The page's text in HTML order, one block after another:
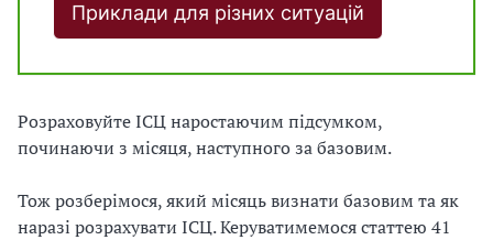
Приклади для різних ситуацій
Розраховуйте ІСЦ наростаючим підсумком,
починаючи з місяця, наступного за базовим.
Тож розберімося, який місяць визнати базовим та як
наразі розрахувати ІСЦ. Керуватимемося статтею 41